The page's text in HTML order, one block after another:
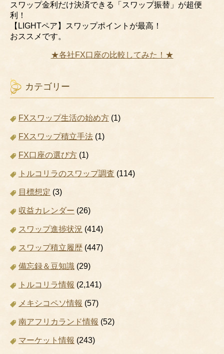
スワップ金利だけ決済できる「スワップ振替」が超便
利！
【LIGHTペア】スワップポイントが最高！
おススメです。
★各社FX口座の比較してみた！★
カテゴリー
FXスワップ生活の始め方 (1)
FXスワップ積立手法 (1)
FX口座の選び方 (1)
トルコリラのスワップ調査 (114)
目標想定 (3)
収益カレンダー (26)
スワップ進捗状況 (414)
スワップ積立履歴 (447)
備忘録＆豆知識 (29)
トルコリラ情報 (2,141)
メキシコペソ情報 (57)
南アフリカランド情報 (52)
マーケット情報 (243)